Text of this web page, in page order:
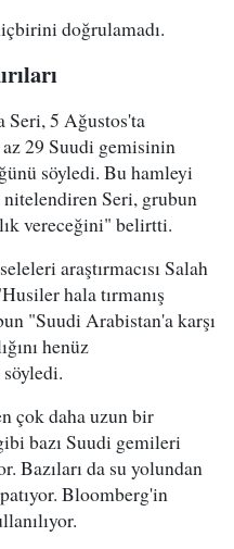
doğrulamadı.
Seri, 5 Ağustos'ta
29 Suudi gemisinin
söyledi. Bu hamleyi
Seri, grubun
vereceğini" belirtti.
araştırmacısı Salah
hala tırmanış
"Suudi Arabistan'a karşı
henüz
çok daha uzun bir
bazı Suudi gemileri
Bazıları da su yolundan
Bloomberg'in